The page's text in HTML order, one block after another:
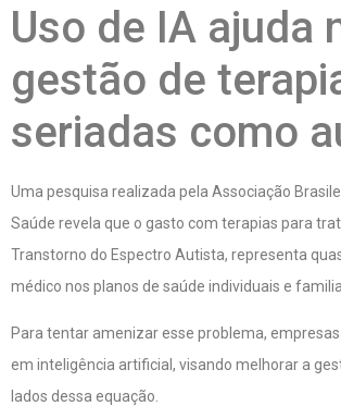
Uso de IA ajuda
gestão de
seriadas como
Uma pesquisa realizada pela Associação
Saúde revela que o gasto com terapias para
Transtorno do Espectro Autista, representa
médico nos planos de saúde individuais e
Para tentar amenizar esse problema,
em inteligência artificial, visando melhorar a
lados dessa equação.